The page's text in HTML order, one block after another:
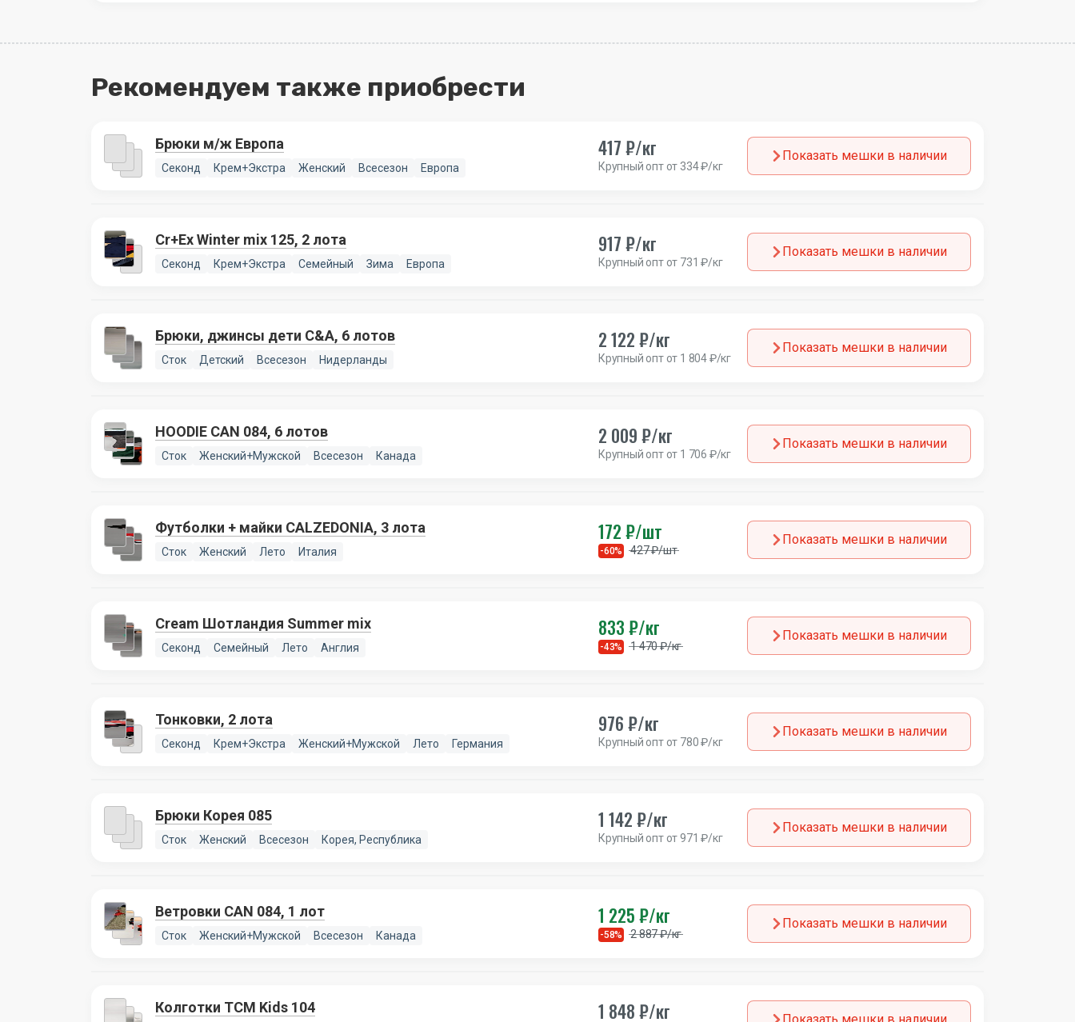
Рекомендуем также приобрести
Брюки м/ж Европа
Секонд Крем+Экстра Женский Всесезон Европа
417 ₽/кг
Крупный опт от 334 ₽/кг
Показать мешки в наличии
Cr+Ex Winter mix 125, 2 лота
Секонд Крем+Экстра Семейный Зима Европа
917 ₽/кг
Крупный опт от 731 ₽/кг
Показать мешки в наличии
Брюки, джинсы дети C&A, 6 лотов
Сток Детский Всесезон Нидерланды
2 122 ₽/кг
Крупный опт от 1 804 ₽/кг
Показать мешки в наличии
HOODIE CAN 084, 6 лотов
Сток Женский+Мужской Всесезон Канада
2 009 ₽/кг
Крупный опт от 1 706 ₽/кг
Показать мешки в наличии
Футболки + майки CALZEDONIA, 3 лота
Сток Женский Лето Италия
172 ₽/шт
-60% 427 ₽/шт
Показать мешки в наличии
Cream Шотландия Summer mix
Секонд Семейный Лето Англия
833 ₽/кг
-43% 1 470 ₽/кг
Показать мешки в наличии
Тонковки, 2 лота
Секонд Крем+Экстра Женский+Мужской Лето Германия
976 ₽/кг
Крупный опт от 780 ₽/кг
Показать мешки в наличии
Брюки Корея 085
Сток Женский Всесезон Корея, Республика
1 142 ₽/кг
Крупный опт от 971 ₽/кг
Показать мешки в наличии
Ветровки CAN 084, 1 лот
Сток Женский+Мужской Всесезон Канада
1 225 ₽/кг
-58% 2 887 ₽/кг
Показать мешки в наличии
Колготки TCM Kids 104 1 848 ₽/кг